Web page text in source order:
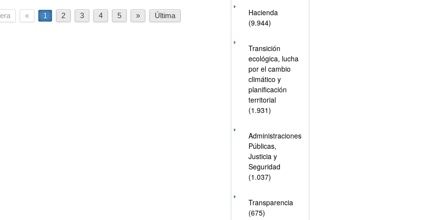
« 1 2 3 4 5 » Última
Hacienda
(9.944)
Transición
ecológica, lucha
por el cambio
climático y
planificación
territorial
(1.931)
Administraciones
Públicas,
Justicia y
Seguridad
(1.037)
Transparencia
(675)